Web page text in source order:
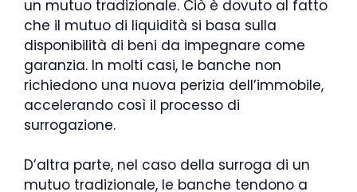
un mutuo tradizionale. Ciò è dovuto al fatto
che il mutuo di liquidità si basa sulla
disponibilità di beni da impegnare come
garanzia. In molti casi, le banche non
richiedono una nuova perizia dell’immobile,
accelerando così il processo di
surrogazione.
D’altra parte, nel caso della surroga di un
mutuo tradizionale, le banche tendono a